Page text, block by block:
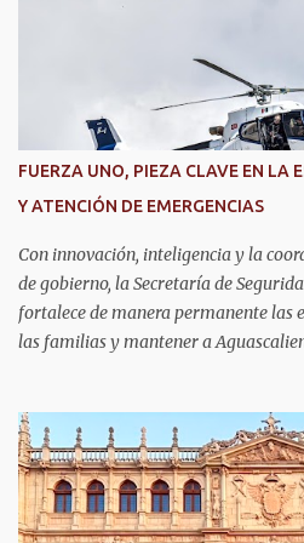
FUERZA UNO, PIEZA CLAVE EN LA
Y ATENCIÓN DE EMERGENCIAS
Con innovación, inteligencia y la
de gobierno, la Secretaría de
fortalece de manera permanente las
las familias y mantener a
aérea, brindar apoyo táctico a los
realizar traslados aeromédicos y
órganos, fortaleciendo la capacidad
instituciones ante situaciones que